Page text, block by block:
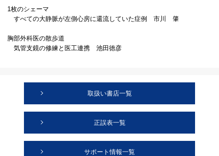
1枚のシェーマ
すべての大静脈が左側心房に還流していた症例 市川 肇
胸部外科医の散歩道
気管支鏡の修練と医工連携 池田徳彦
取扱い書店一覧
正誤表一覧
サポート情報一覧